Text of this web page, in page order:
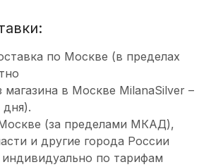
по Москве (в пределах
в Москве MilanaSilver –
дня).
(за пределами МКАД),
и другие города России
индивидуально по тарифам